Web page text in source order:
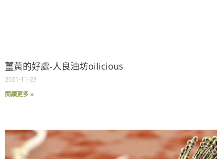
薑黃的好處-人良油坊oilicious
2021-11-23
閱讀更多 »